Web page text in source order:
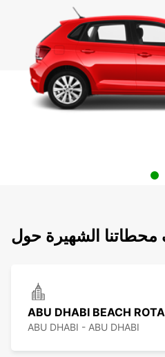
الشهيرة حول
ABU DHABI BEACH
ABU DHABI - ABU DHABI